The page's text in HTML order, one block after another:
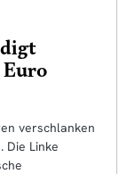
verschlanken
Die Linke